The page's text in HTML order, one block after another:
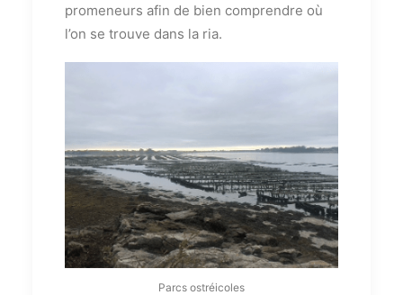
promeneurs afin de bien comprendre où
l’on se trouve dans la ria.
Parcs ostréicoles